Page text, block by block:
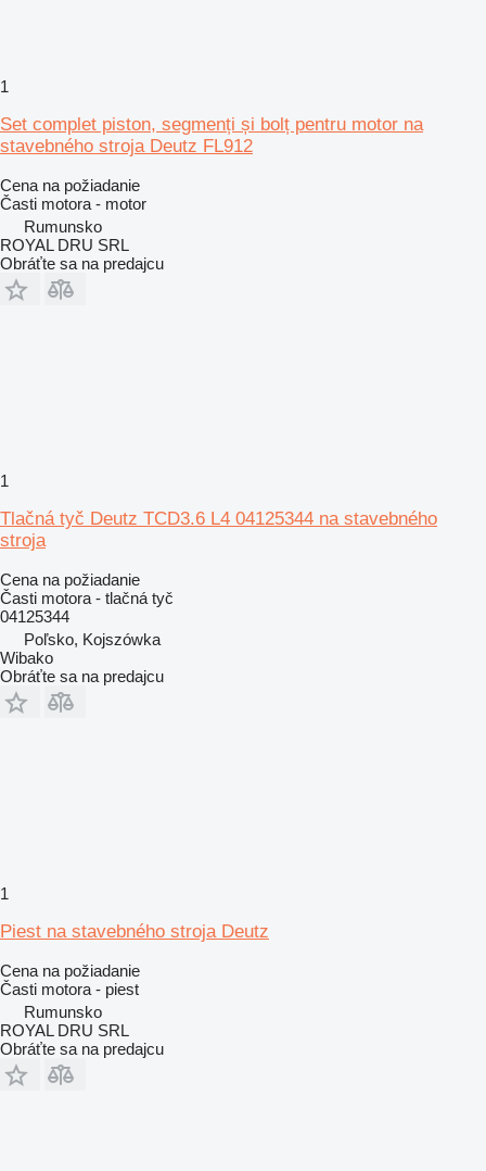
1
Set complet piston, segmenți și bolț pentru motor na
stavebného stroja Deutz FL912
Cena na požiadanie
Časti motora - motor
Rumunsko
ROYAL DRU SRL
Obráťte sa na predajcu
1
Tlačná tyč Deutz TCD3.6 L4 04125344 na stavebného
stroja
Cena na požiadanie
Časti motora - tlačná tyč
04125344
Poľsko, Kojszówka
Wibako
Obráťte sa na predajcu
1
Piest na stavebného stroja Deutz
Cena na požiadanie
Časti motora - piest
Rumunsko
ROYAL DRU SRL
Obráťte sa na predajcu